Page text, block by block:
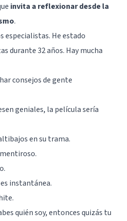
invita a reflexionar desde la
.
especialistas. He estado
durante 32 años. Hay mucha
consejos de gente
geniales, la película sería
en su trama.
instantánea.
quién soy, entonces quizás tu